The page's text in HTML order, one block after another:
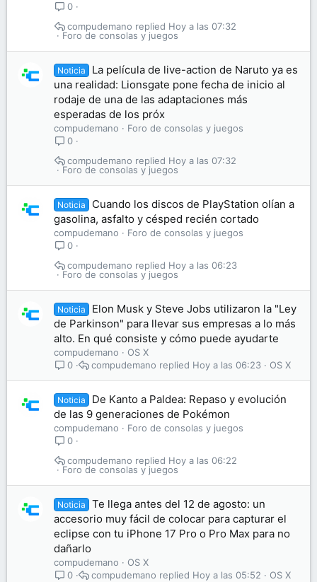
0
Foro de consolas y juegos
Hoy a las 07:32
compudemano
Noticia
La película de live-action de Naruto ya es
una realidad: Lionsgate pone fecha de inicio al
rodaje de una de las adaptaciones más
esperadas de los próx
compudemano
Foro de consolas y juegos
0
Foro de consolas y juegos
Hoy a las 07:32
compudemano
Noticia
Cuando los discos de PlayStation olían a
gasolina, asfalto y césped recién cortado
compudemano
Foro de consolas y juegos
0
Foro de consolas y juegos
Hoy a las 06:23
compudemano
Noticia
Elon Musk y Steve Jobs utilizaron la "Ley
de Parkinson" para llevar sus empresas a lo más
alto. En qué consiste y cómo puede ayudarte
compudemano
OS X
0
OS X
Hoy a las 06:23
compudemano
Noticia
De Kanto a Paldea: Repaso y evolución
de las 9 generaciones de Pokémon
compudemano
Foro de consolas y juegos
0
Foro de consolas y juegos
Hoy a las 06:22
compudemano
Noticia
Te llega antes del 12 de agosto: un
accesorio muy fácil de colocar para capturar el
eclipse con tu iPhone 17 Pro o Pro Max para no
dañarlo
compudemano
OS X
0
OS X
Hoy a las 05:52
compudemano